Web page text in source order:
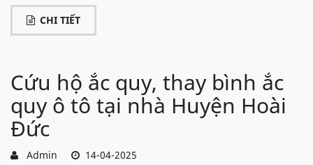
CHI TIẾT
Cứu hộ ắc quy, thay bình ắc
quy ô tô tại nhà Huyện Hoài
Đức
Admin 14-04-2025